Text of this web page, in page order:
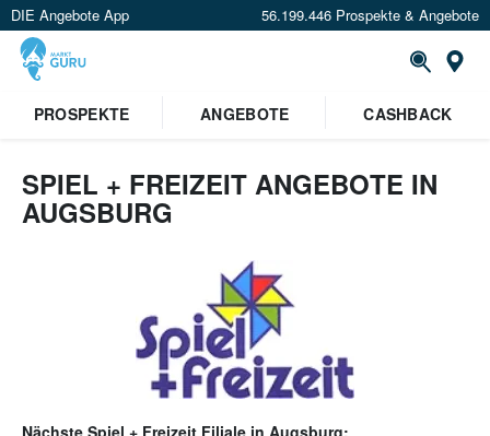
DIE Angebote App 56.199.446 Prospekte & Angebote
PROSPEKTE
ANGEBOTE CASHBACK
SPIEL + FREIZEIT ANGEBOTE IN
AUGSBURG
Nächste Spiel + Freizeit Filiale in Augsburg: